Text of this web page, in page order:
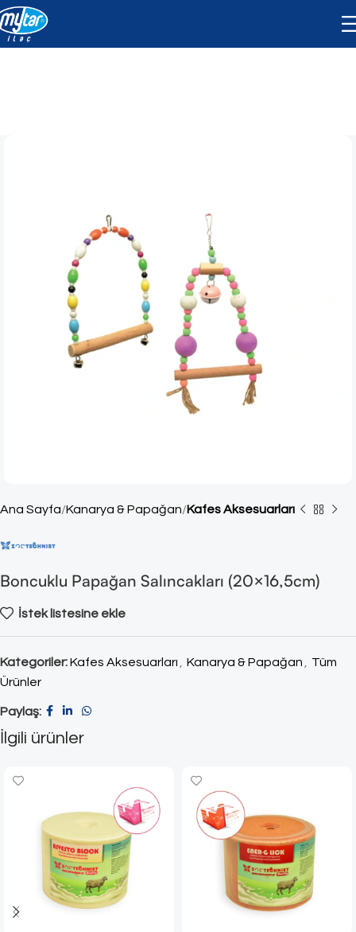
Ana Sayfa Kanarya & Papağan Kafes Aksesuarları
Boncuklu Papağan Salıncakları (20×16,5cm)
İstek listesine ekle
Kategoriler:Kafes Aksesuarları Kanarya & Papağan
Tüm
Ürünler
Paylaş:
İlgili ürünler